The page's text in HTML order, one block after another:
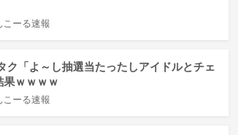
こーる速報
ク「よ～し抽選当たったしアイドルとチェ
ｗｗｗｗ
こーる速報